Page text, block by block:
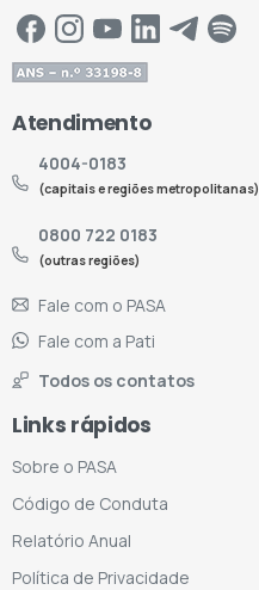
Atendimento
4004-0183
(capitais e regiões metropolitanas)
0800 722 0183
(outras regiões)
Fale com o PASA
Fale com a Pati
Todos os contatos
Links rápidos
Sobre o PASA
Código de Conduta
Relatório Anual
Política de Privacidade